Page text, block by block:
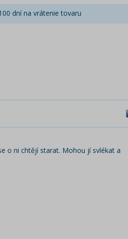
dní na vrátenie tovaru
o ni chtějí starat. Mohou jí svlékat a